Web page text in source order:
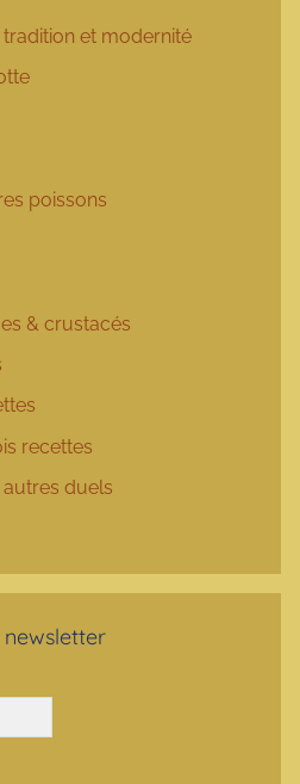
et modernité
poissons
& crustacés
recettes
duels